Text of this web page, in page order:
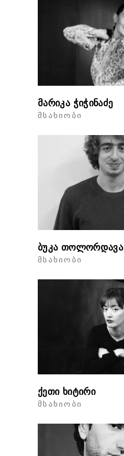
მარიკა ჭიჭინაძე
ᲛᲡᲐᲮᲘᲝᲑᲘ
ბუკა თოლორდავა
ᲛᲡᲐᲮᲘᲝᲑᲘ
ქეთი ხიტირი
ᲛᲡᲐᲮᲘᲝᲑᲘ